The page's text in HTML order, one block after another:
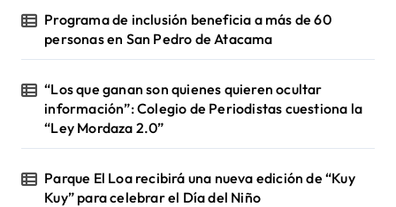
Programa de inclusión beneficia a más de 60
personas en San Pedro de Atacama
“Los que ganan son quienes quieren ocultar
información”: Colegio de Periodistas cuestiona la
“Ley Mordaza 2.0”
Parque El Loa recibirá una nueva edición de “Kuy
Kuy” para celebrar el Día del Niño